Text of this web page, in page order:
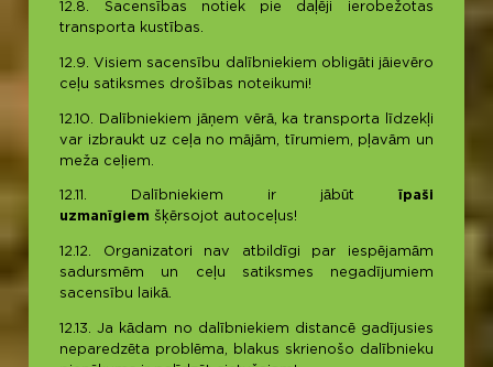
12.8. Sacensības notiek pie daļēji ierobežotas
transporta kustības.
12.9. Visiem sacensību dalībniekiem obligāti jāievēro
ceļu satiksmes drošības noteikumi!
12.10. Dalībniekiem jāņem vērā, ka transporta līdzekļi
var izbraukt uz ceļa no mājām, tīrumiem, pļavām un
meža ceļiem.
12.11. Dalībniekiem ir jābūt īpaši
uzmanīgiem šķērsojot autoceļus!
12.12. Organizatori nav atbildīgi par iespējamām
sadursmēm un ceļu satiksmes negadījumiem
sacensību laikā.
12.13. Ja kādam no dalībniekiem distancē gadījusies
neparedzēta problēma, blakus skrienošo dalībnieku